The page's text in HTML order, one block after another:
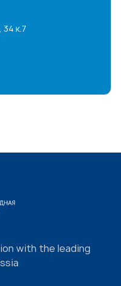
к.7
with the leading